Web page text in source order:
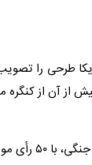
طرحی را
از آن از
۴۸ رأی مخالف توسط